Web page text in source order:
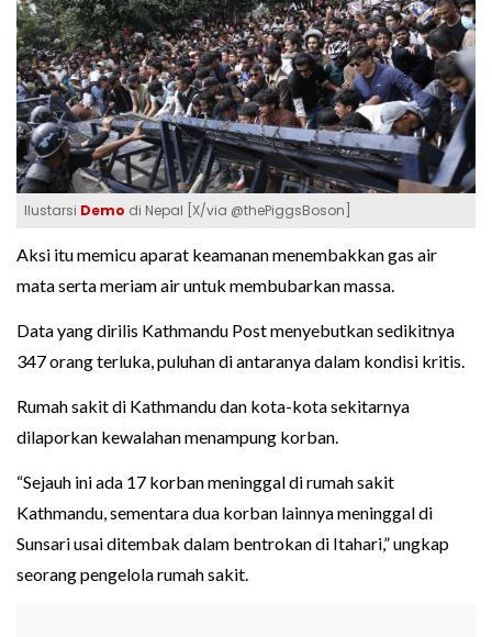
Ilustarsi Demo di Nepal [X/via @thePiggsBoson]
Aksi itu memicu aparat keamanan menembakkan gas air
mata serta meriam air untuk membubarkan massa.
Data yang dirilis Kathmandu Post menyebutkan sedikitnya
347 orang terluka, puluhan di antaranya dalam kondisi kritis.
Rumah sakit di Kathmandu dan kota-kota sekitarnya
dilaporkan kewalahan menampung korban.
“Sejauh ini ada 17 korban meninggal di rumah sakit
Kathmandu, sementara dua korban lainnya meninggal di
Sunsari usai ditembak dalam bentrokan di Itahari,” ungkap
seorang pengelola rumah sakit.